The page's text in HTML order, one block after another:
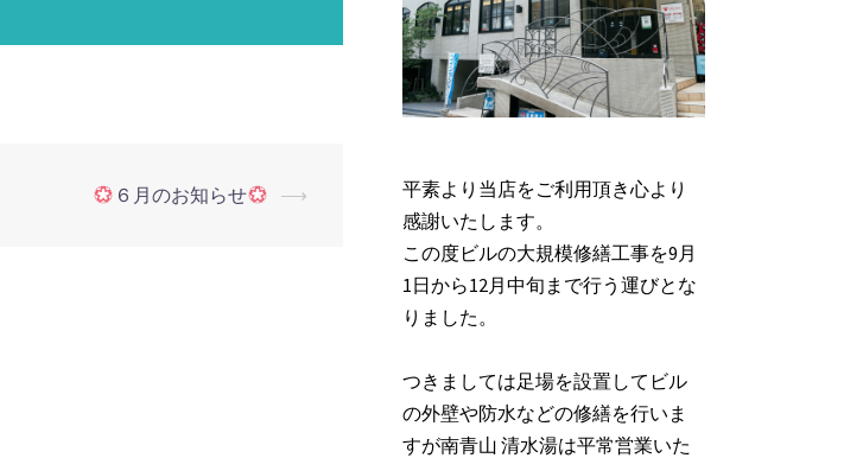
６月のお知らせ ⟶
平素より当店をご利用頂き心より
感謝いたします。
この度ビルの大規模修繕工事を9月
1日から12月中旬まで行う運びとな
りました。
つきましては足場を設置してビル
の外壁や防水などの修繕を行いま
すが南青山 清水湯は平常営業いた